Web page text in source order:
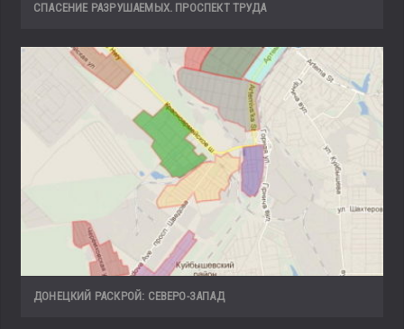
СПАСЕНИЕ РАЗРУШАЕМЫХ. ПРОСПЕКТ ТРУДА
ДОНЕЦКИЙ РАСКРОЙ: СЕВЕРО-ЗАПАД